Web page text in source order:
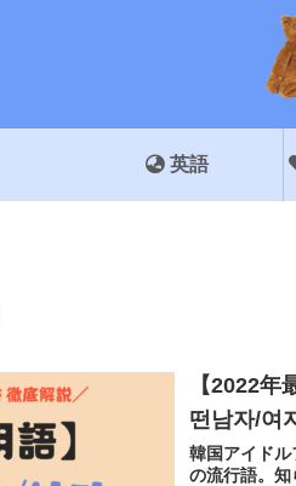
英語
【2022
떤남자/여
韓国アイド
の流行語。